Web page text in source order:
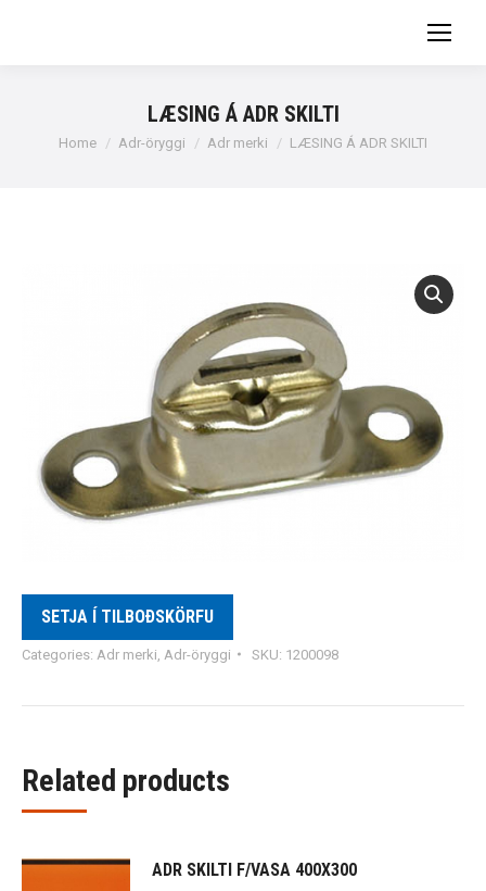
LÆSING Á ADR SKILTI
You are here:
Home Adr-öryggi Adr merki LÆSING Á ADR SKILTI
SETJA Í TILBOÐSKÖRFU
Categories: Adr merki Adr-öryggi SKU: 1200098
Related products
ADR SKILTI F/VASA 400X300